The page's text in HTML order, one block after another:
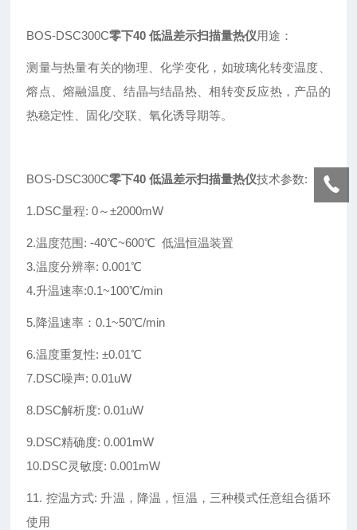
BOS-DSC300C零下40 低温差示扫描量热仪用途：
测量与热量有关的物理、化学变化，如玻璃化转变温度、
熔点、熔融温度、结晶与结晶热、相转变反应热，产品的
热稳定性、固化/交联、氧化诱导期等。
BOS-DSC300C零下40 低温差示扫描量热仪技术参数:
1.DSC量程: 0～±2000mW
2.温度范围: -40℃~600℃ 低温恒温装置
3.温度分辨率: 0.001℃
4.升温速率:0.1~100℃/min
5.降温速率：0.1~50℃/min
6.温度重复性: ±0.01℃
7.DSC噪声: 0.01uW
8.DSC解析度: 0.01uW
9.DSC精确度: 0.001mW
10.DSC灵敏度: 0.001mW
11. 控温方式: 升温，降温，恒温，三种模式任意组合循环
使用